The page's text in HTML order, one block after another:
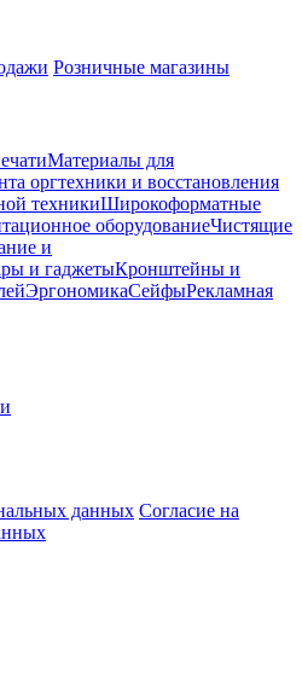
Розничные магазины
Материалы для
оргтехники и восстановления
техникиШирокоформатные
оборудованиеЧистящие
и
и гаджетыКронштейны и
ЭргономикаСейфыРекламная
данных Согласие на